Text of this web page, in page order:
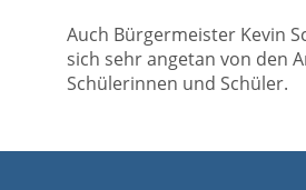
Auch Bürgermeister Kevin
sich sehr angetan von den
Schülerinnen und Schüler.